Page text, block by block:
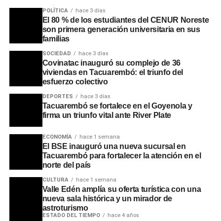
Más allá de las cifras de producción, el impacto más
significativo se refleja en el mercado laboral. Con la
ampliación, la plantilla de trabajadores creció de 1.250 a
1.750 operarios, generando 500 nuevos puestos de
trabajo directos. Se estima que la actividad del frigorífico
volcará mensualmente cerca de dos millones de dólares
al mercado local, consolidándose como la industria más
grande del departamento.
Durante el acto, la ministra Fernanda Cardona subrayó
que este tipo de industrialización prepara al país para la
apertura de nuevos mercados internacionales mediante
POLÍTICA hace 3 días
El 80 % de los estudiantes del CENUR Noreste
son primera generación universitaria en sus
familias
SOCIEDAD hace 3 días
Covinatac inauguró su complejo de 36
viviendas en Tacuarembó: el triunfo del
esfuerzo colectivo
DEPORTES hace 3 días
Tacuarembó se fortalece en el Goyenola y
firma un triunfo vital ante River Plate
ECONOMÍA hace 1 semana
El BSE inauguró una nueva sucursal en
Tacuarembó para fortalecer la atención en el
norte del país
CULTURA hace 1 semana
Valle Edén amplía su oferta turística con una
nueva sala histórica y un mirador de
astroturismo
ESTADO DEL TIEMPO hace 4 años